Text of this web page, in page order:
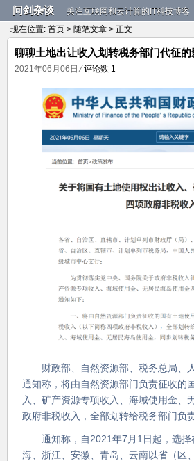
问剑杂谈
关注互联网和云计算的IT科技博客
现在位置: 首页 > 随笔文章 > 正文
聊聊土地出让收入划转税务部门代征的
2021年06月06日 ⁄评论数 1
财政部、自然资源部、税务总局、
通知称，将由自然资源部门负责征收的
入、矿产资源专项收入、海域使用金、
政府非税收入，全部划转给税务部门负
通知称，自2021年7月1日起，选择
海、浙江、安徽、青岛、云南以省（区